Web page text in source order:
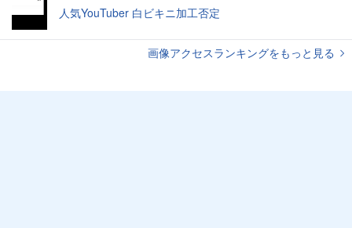
人気YouTuber 白ビキニ加工否定
画像アクセスランキングをもっと見る